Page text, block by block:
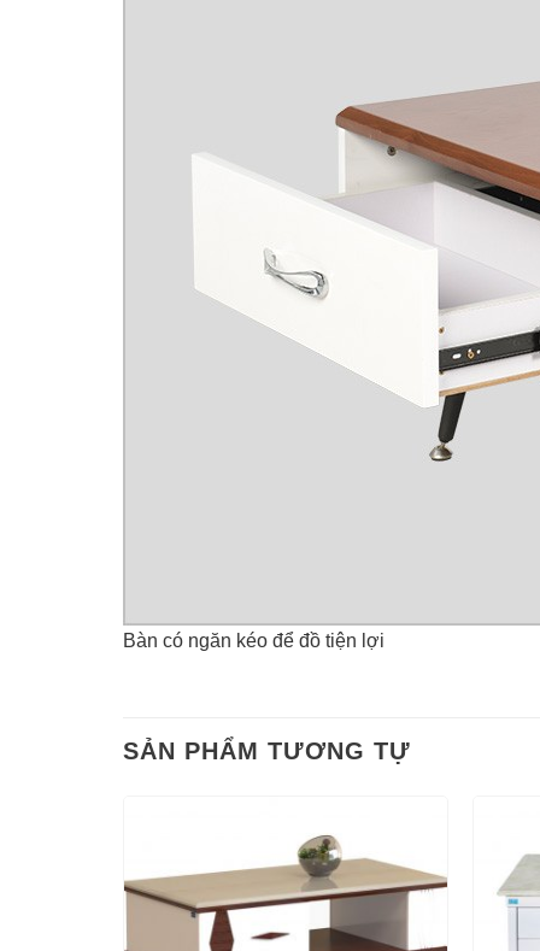
Bàn có ngăn kéo để đồ tiện lợi
SẢN PHẨM TƯƠNG TỰ